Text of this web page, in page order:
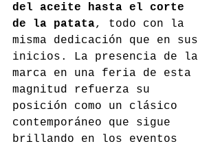
del aceite hasta el corte
de la patata, todo con la
misma dedicación que en sus
inicios. La presencia de la
marca en una feria de esta
magnitud refuerza su
posición como un clásico
contemporáneo que sigue
brillando en los eventos